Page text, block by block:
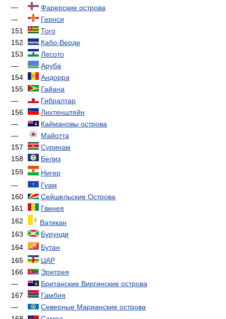
—
Фарерские острова
—
Гернси
151
Того
152
Кабо-Верде
153
Лесото
—
Аруба
154
Андорра
155
Гайана
—
Гибралтар
156
Лихтенштейн
—
Каймановы острова
—
Майотта
157
Суринам
158
Белиз
159
Нигер
—
Гуам
160
Сейшельские Острова
161
Гвинея
162
Ватикан
163
Бурунди
164
Бутан
165
ЦАР
166
Эритрея
—
Британские Виргинские острова
167
Гамбия
—
Северные Марианские острова